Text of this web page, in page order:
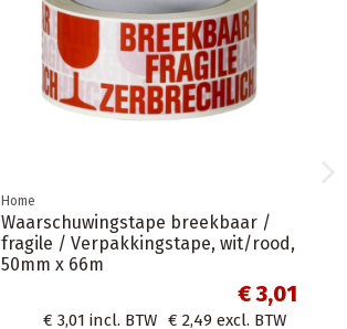
Home
Witte luchtkussenenveloppen
formaat K 37x48 cm 50stuks
excl. BTW